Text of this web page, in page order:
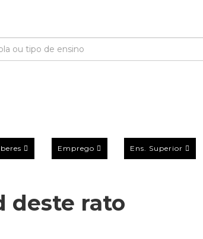
Emprego Ens. Superior
deste rato